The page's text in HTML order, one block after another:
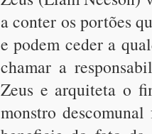
a conter os portões
e podem ceder a
chamar a
Zeus e arquiteta o
monstro